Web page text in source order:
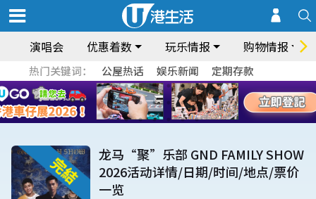
演唱会 优惠着数 玩乐情报 购物情报
热门关键词： 公屋热话 娱乐新闻 定期存款
龙马“聚”乐部 GND FAMILY SHOW
2026活动详情/日期/时间/地点/票价
一览